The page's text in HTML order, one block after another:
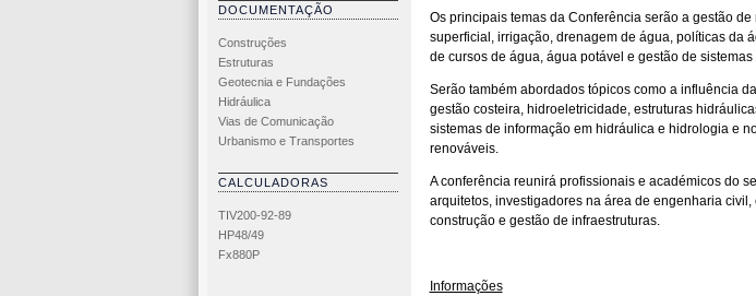
DOCUMENTAÇÃO
Construções
Estruturas
Geotecnia e Fundações
Hidráulica
Vias de Comunicação
Urbanismo e Transportes
CALCULADORAS
TIV200-92-89
HP48/49
Fx880P
Os principais temas da Conferência serão a gestão
superficial, irrigação, drenagem de água, políticas da
de cursos de água, água potável e gestão de
Serão também abordados tópicos como a influência
gestão costeira, hidroeletricidade, estruturas
sistemas de informação em hidráulica e hidrologia e
renováveis.
A conferência reunirá profissionais e académicos do
arquitetos, investigadores na área de engenharia
construção e gestão de infraestruturas.
Informações